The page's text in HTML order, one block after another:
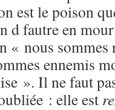
est le poison
d fautre en
« nous
ennemis
». Il ne faut
: elle est